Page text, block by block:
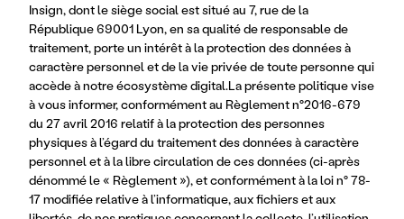
Insign, dont le siège social est situé au 7, rue de la
République 69001 Lyon, en sa qualité de responsable de
traitement, porte un intérêt à la protection des données à
caractère personnel et de la vie privée de toute personne qui
accède à notre écosystème digital.La présente politique vise
à vous informer, conformément au Règlement n°2016-679
du 27 avril 2016 relatif à la protection des personnes
physiques à l’égard du traitement des données à caractère
personnel et à la libre circulation de ces données (ci-après
dénommé le « Règlement »), et conformément à la loi n° 78-
17 modifiée relative à l’informatique, aux fichiers et aux